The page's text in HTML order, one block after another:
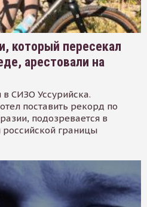
который пересекал
арестовали на
СИЗО Уссурийска.
поставить рекорд по
подозревается в
границы